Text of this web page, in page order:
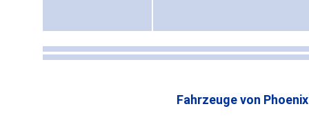
Fahrzeuge von